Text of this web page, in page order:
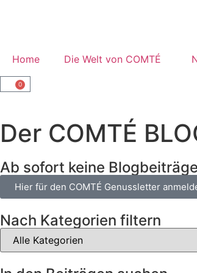
Home Die Welt von COMTÉ
0
Der COMTÉ
Ab sofort keine
Hier für den COMTÉ Genussletter
Nach Kategorien filtern